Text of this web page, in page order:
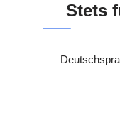
Stets